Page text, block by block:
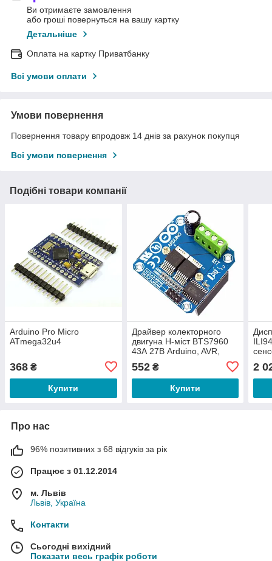
Ви отримаєте замовлення
або гроші повернуться на вашу картку
Детальніше
Оплата на картку Приватбанку
Всі умови оплати
Умови повернення
Повернення товару впродовж 14 днів за рахунок покупця
Всі умови повернення
Подібні товари компанії
Arduino Pro Micro
ATmega32u4
368 ₴
Купити
Драйвер колекторного
двигуна H-міст BTS7960
43А 27В Arduino, AVR,
552₴
Купити
2
Про нас
96% позитивних з 68 відгуків за рік
Працює з 01.12.2014
м. Львів
Львів, Україна
Контакти
Сьогодні вихідний
Показати весь графік роботи